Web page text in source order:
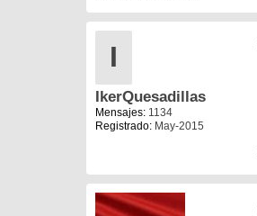
I
IkerQuesadillas
Mensajes: 1134
Registrado: May-2015